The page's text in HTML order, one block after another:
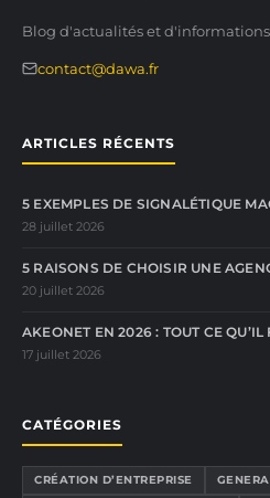
Blog d'actualités et d'informations
contact@dawa.fr
ARTICLES RÉCENTS
5 EXEMPLES DE SIGNALÉTIQUE
28 juillet 2026
5 RAISONS DE CHOISIR UNE
20 juillet 2026
AKEONET EN 2026 : TOUT CE
17 juillet 2026
CATÉGORIES
CRÉATION D’ENTREPRISE